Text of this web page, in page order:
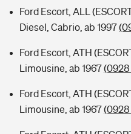
Wer versichert was: Jetzt
Sie haben Fragen?
Zur Übersicht
Tools
Ford Escort, ALL
Diesel, Cabrio, ab 1997
Ford Escort, ATH
Limousine, ab 1967(0928
Ford Escort, ATH
Limousine, ab 1967(0928